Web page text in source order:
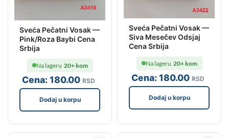
Sveća Pečatni Vosak —
Pink/Roza Baybi Cena
Srbija
Cena:180.00 RSD
Na lageru 20+ kom
Dodaj u korpu
Sveća Pečatni Vosak —
Siva Mesečev Odsjaj
Cena Srbija
Cena:180.00 RSD
Na lageru 20+ kom
Dodaj u korpu